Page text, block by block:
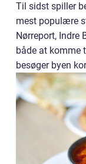
Til sidst spiller
mest populære
Nørreport, Indre
både at komme
besøger byen